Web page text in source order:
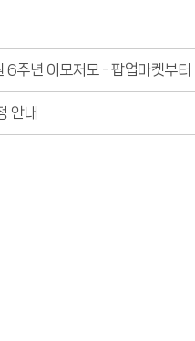
6주년 이모저모 - 팝업마켓부터
안내